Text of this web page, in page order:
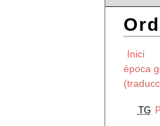
Inici
època
TG